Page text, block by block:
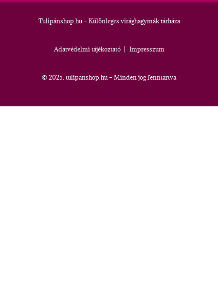
Tulipánshop.hu – Különleges virághagymák tárháza
Adatvédelmi tájékoztató| Impresszum
© 2025. tulipanshop.hu – Minden jog fenntartva